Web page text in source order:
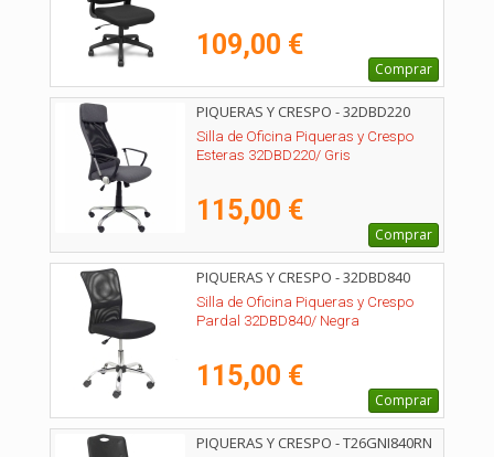
109,00 €
Comprar
PIQUERAS Y CRESPO - 32DBD220
Silla de Oficina Piqueras y Crespo
Esteras 32DBD220/ Gris
115,00 €
Comprar
PIQUERAS Y CRESPO - 32DBD840
Silla de Oficina Piqueras y Crespo
Pardal 32DBD840/ Negra
115,00 €
Comprar
PIQUERAS Y CRESPO - T26GNI840RN